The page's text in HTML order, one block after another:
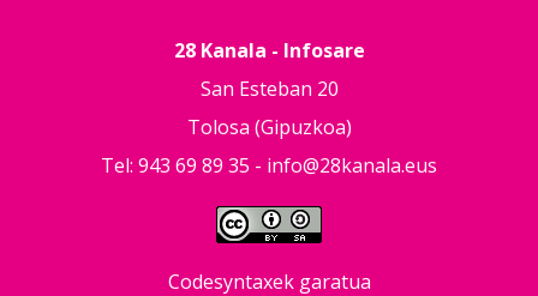
28 Kanala - Infosare
San Esteban 20
Tolosa (Gipuzkoa)
Tel: 943 69 89 35 - info@28kanala.eus
Codesyntaxek garatua